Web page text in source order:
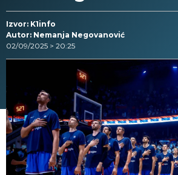
Izvor: K1info
Autor: Nemanja Negovanović
02/09/2025 > 20:25